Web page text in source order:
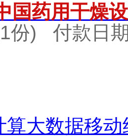
国药用干燥
份) 付款日
算大数据移动